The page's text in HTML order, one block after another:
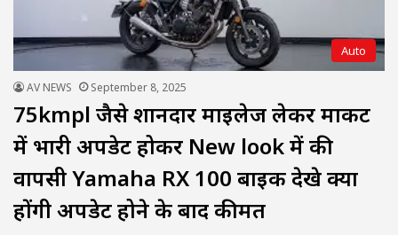
Auto
AV NEWS September 8, 2025
75kmpl जैसे शानदार माइलेज लेकर मार्केट
में भारी अपडेट होकर New look में की
वापसी Yamaha RX 100 बाइक देखे क्या
होंगी अपडेट होने के बाद कीमत